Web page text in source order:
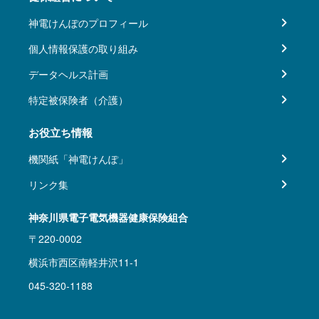
神電けんぽのプロフィール
個人情報保護の取り組み
データヘルス計画
特定被保険者（介護）
お役立ち情報
機関紙「神電けんぽ」
リンク集
神奈川県電子電気機器健康保険組合
〒220-0002
横浜市西区南軽井沢11-1
045-320-1188